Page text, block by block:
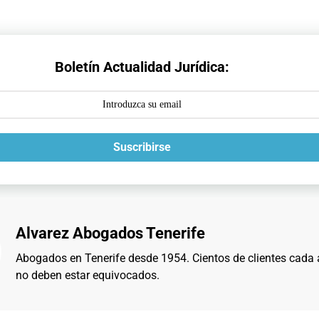
Boletín Actualidad Jurídica:
Suscribirse
Alvarez Abogados Tenerife
Abogados en Tenerife desde 1954. Cientos de clientes cada
no deben estar equivocados.